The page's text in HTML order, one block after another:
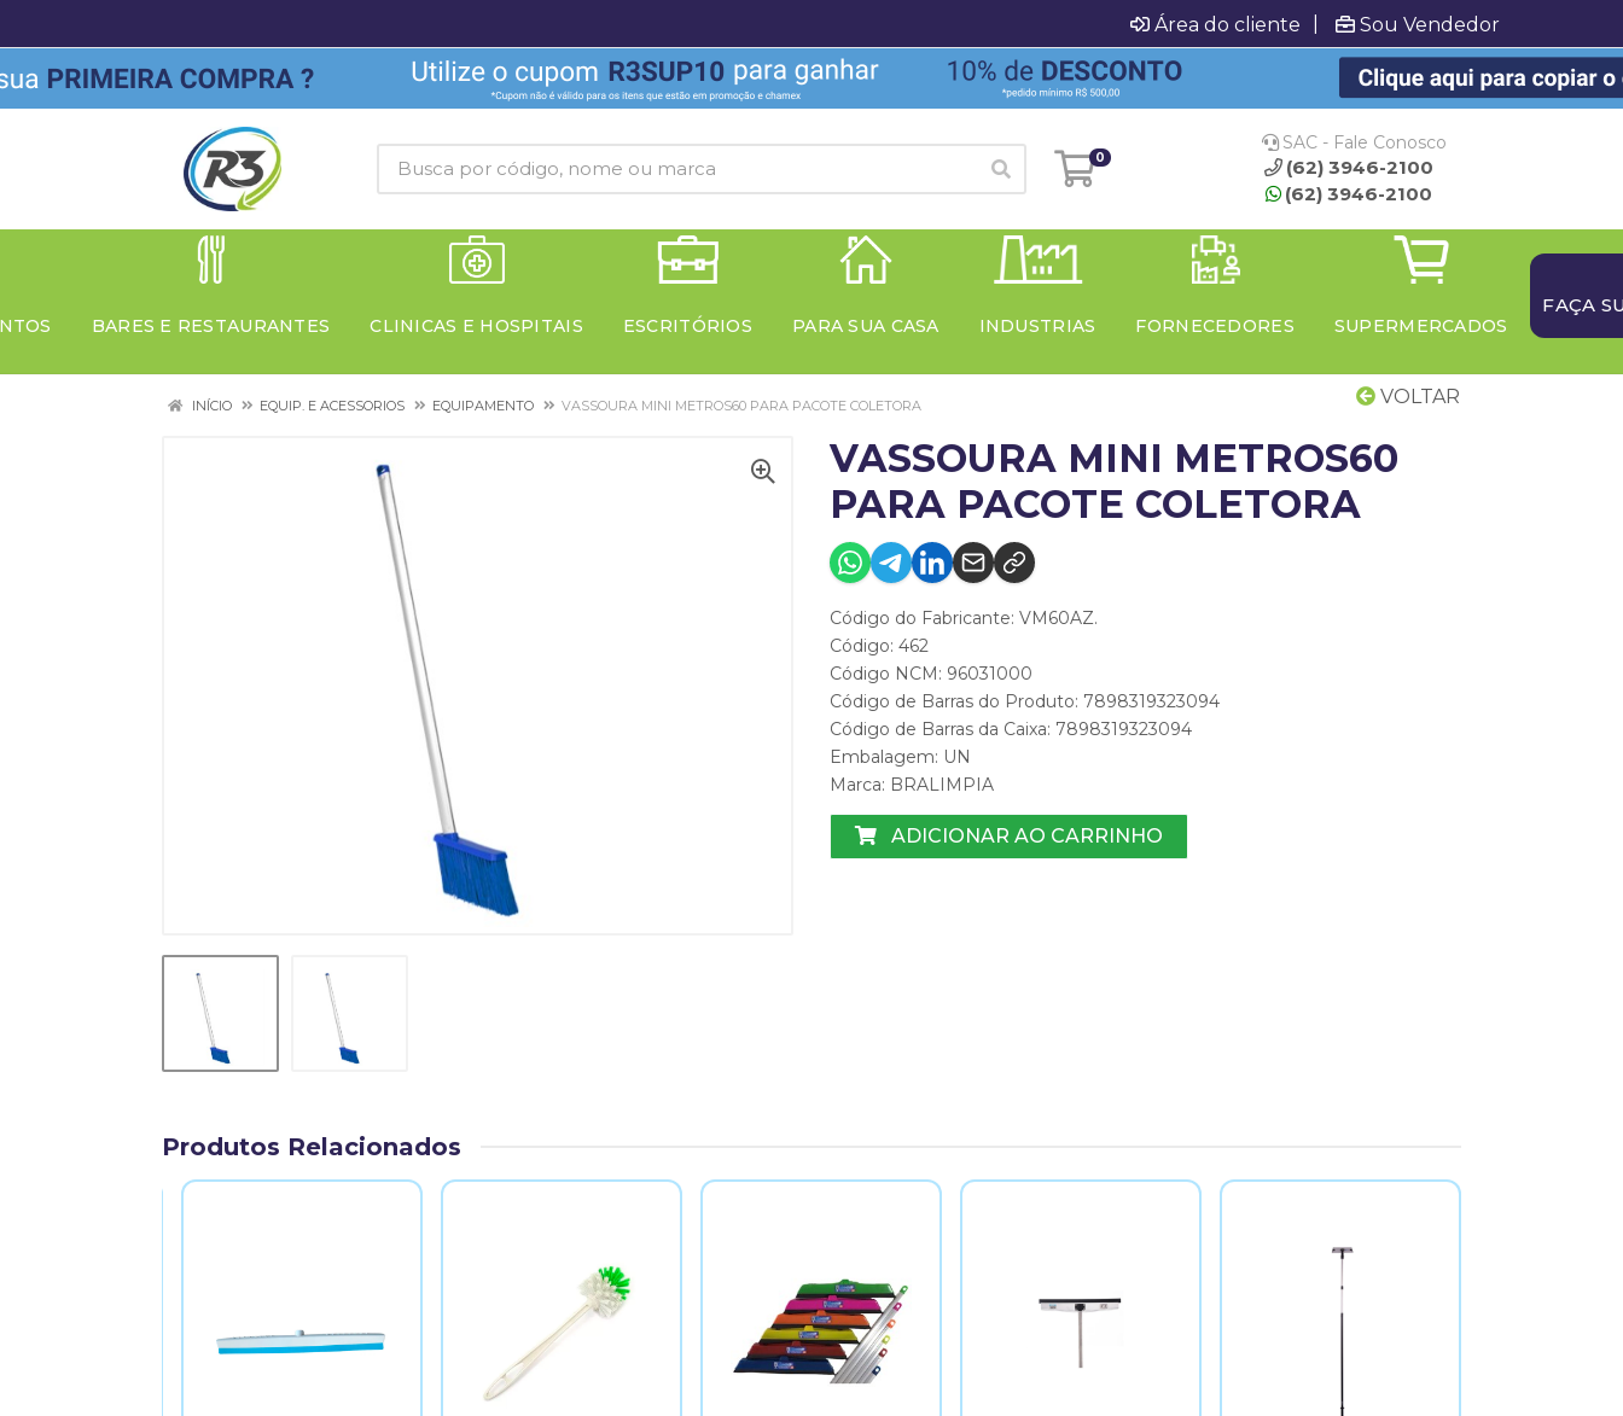
Área do cliente Sou Vendedor
0
SAC - Fale Conosco
(62) 3946-2100
(62) 3946-2100
BARES E RESTAURANTES CLINICAS E HOSPITAIS ESCRITÓRIOS PARA SUA CASA INDUSTRIAS FORNECEDORES SUPERMERCADOS
FAÇA
VOLTAR
INÍCIO EQUIP. E ACESSORIOS EQUIPAMENTO VASSOURA MINI METROS60 PARA PACOTE COLETORA
VASSOURA MINI METROS60
PARA PACOTE COLETORA
Código do Fabricante: VM60AZ.
Código: 462
Código NCM: 96031000
Código de Barras do Produto: 7898319323094
Código de Barras da Caixa: 7898319323094
Embalagem: UN
Marca: BRALIMPIA
ADICIONAR AO CARRINHO
Produtos Relacionados